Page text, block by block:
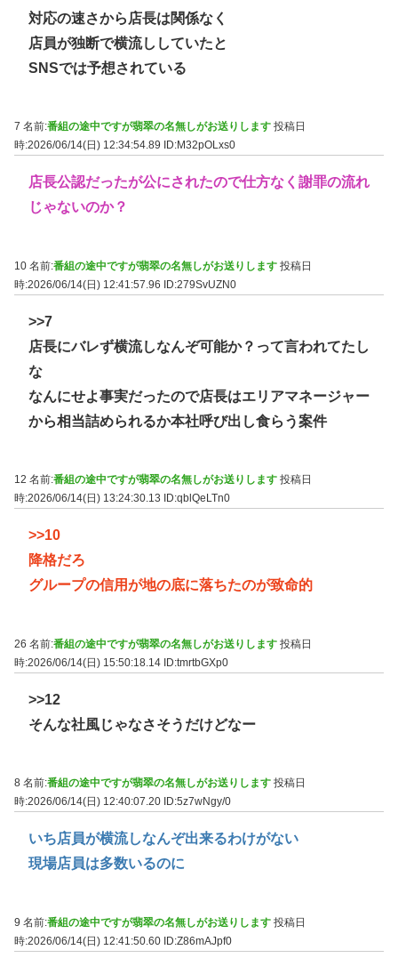
対応の速さから店長は関係なく
店員が独断で横流ししていたと
SNSでは予想されている
7 名前:番組の途中ですが翡翠の名無しがお送りします 投稿日
時:2026/06/14(日) 12:34:54.89
ID:M32pOLxs0
店長公認だったが公にされたので仕方なく謝罪の流れ
じゃないのか？
10 名前:番組の途中ですが翡翠の名無しがお送りします 投稿日
時:2026/06/14(日) 12:41:57.96 ID:279SvUZN0
>>7
店長にバレず横流しなんぞ可能か？って言われてたし
な
なんにせよ事実だったので店長はエリアマネージャー
から相当詰められるか本社呼び出し食らう案件
12 名前:番組の途中ですが翡翠の名無しがお送りします 投稿日
時:2026/06/14(日) 13:24:30.13
ID:qblQeLTn0
>>10
降格だろ
グループの信用が地の底に落ちたのが致命的
26 名前:番組の途中ですが翡翠の名無しがお送りします 投稿日
時:2026/06/14(日) 15:50:18.14 ID:tmrtbGXp0
>>12
そんな社風じゃなさそうだけどなー
8 名前:番組の途中ですが翡翠の名無しがお送りします 投稿日
時:2026/06/14(日) 12:40:07.20 ID:5z7wNgy/0
いち店員が横流しなんぞ出来るわけがない
現場店員は多数いるのに
9 名前:番組の途中ですが翡翠の名無しがお送りします 投稿日
時:2026/06/14(日) 12:41:50.60 ID:Z86mAJpf0